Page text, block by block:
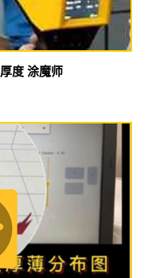
度 涂魔师